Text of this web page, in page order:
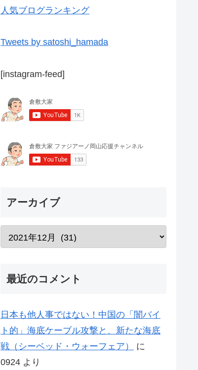
人気ブログランキング
Tweets by satoshi_hamada
[instagram-feed]
アーカイブ
最近のコメント
日本も他人事ではない！中国の「闇バイ
ト的」海底ケーブル攻撃と、新たな海底
戦（シーベッド・ウォーフェア）
に
0924 より